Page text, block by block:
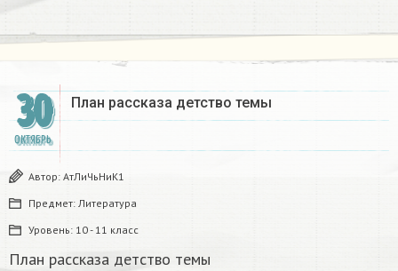
30
ОКТЯБРЬ
План рассказа детство темы
Автор: АтЛиЧьНиК1
Предмет: Литература
Уровень: 10 - 11 класс
План рассказа детство темы